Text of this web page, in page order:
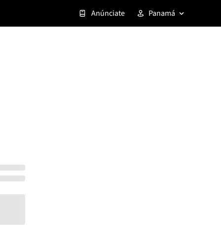
Anúnciate Panamá